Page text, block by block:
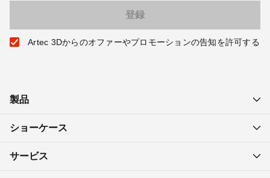
Artec 3Dからのオファーやプロモーションの告知を許可する
製品
ショーケース
サービス